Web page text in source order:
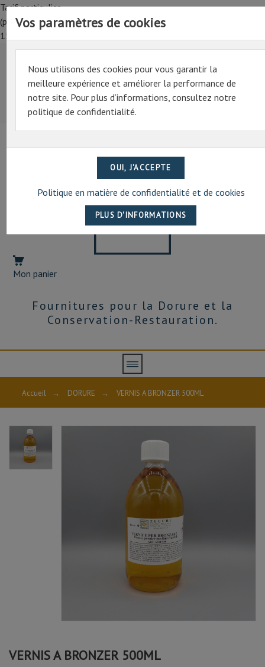
Tarif particulier,
(professionnel, connectez-vous pour bénéficier de la remise de
15%)
Tarif particulier,
(professionnel, connectez-vous pour bénéficier de la
remise de 15%)
07 69 94 13 47
Mon panier
Fournitures pour la Dorure et la
Conservation-Restauration.
Vos paramètres de cookies
Nous utilisons des cookies pour vous garantir la
meilleure expérience et améliorer la performance de
notre site. Pour plus d’informations, consultez notre
politique de confidentialité.
Politique en matière de confidentialité et de cookies
Accueil → DORURE → VERNIS A BRONZER 500ML
VERNIS A BRONZER 500ML